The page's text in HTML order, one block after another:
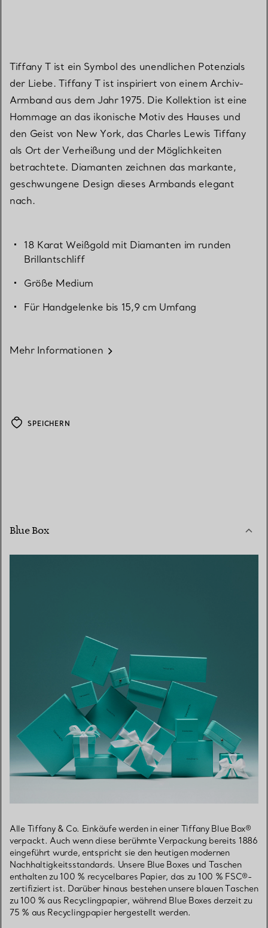
Tiffany T ist ein Symbol des unendlichen Potenzials
der Liebe. Tiffany T ist inspiriert von einem Archiv-
Armband aus dem Jahr 1975. Die Kollektion ist eine
Hommage an das ikonische Motiv des Hauses und
den Geist von New York, das Charles Lewis Tiffany
als Ort der Verheißung und der Möglichkeiten
betrachtete. Diamanten zeichnen das markante,
geschwungene Design dieses Armbands elegant
nach.
18 Karat Weißgold mit Diamanten im runden
Brillantschliff
Größe Medium
Für Handgelenke bis 15,9 cm Umfang
Mehr Informationen
SPEICHERN
Blue Box
Alle Tiffany & Co. Einkäufe werden in einer Tiffany Blue Box®
verpackt. Auch wenn diese berühmte Verpackung bereits 1886
eingeführt wurde, entspricht sie den heutigen modernen
Nachhaltigkeitsstandards. Unsere Blue Boxes und Taschen
enthalten zu 100 % recycelbares Papier, das zu 100 % FSC®-
zertifiziert ist. Darüber hinaus bestehen unsere blauen Taschen
zu 100 % aus Recyclingpapier, während Blue Boxes derzeit zu
75 % aus Recyclingpapier hergestellt werden.